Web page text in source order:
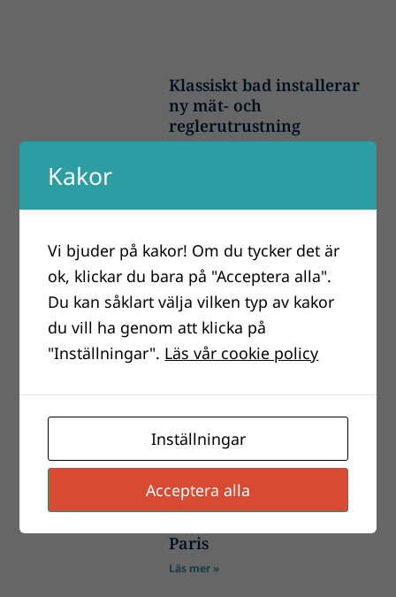
Klassiskt bad installerar
ny mät- och
reglerutrustning
organisation ytterligare
Läs mer »
Vi har stärkt vår
Så här säkerställs rena
Paris
Läs mer »
Kakor
Vi bjuder på kakor! Om du tycker det är
ok, klickar du bara på "Acceptera alla".
Du kan såklart välja vilken typ av kakor
du vill ha genom att klicka på
"Inställningar". Läs vår cookie policy
Inställningar
Acceptera alla